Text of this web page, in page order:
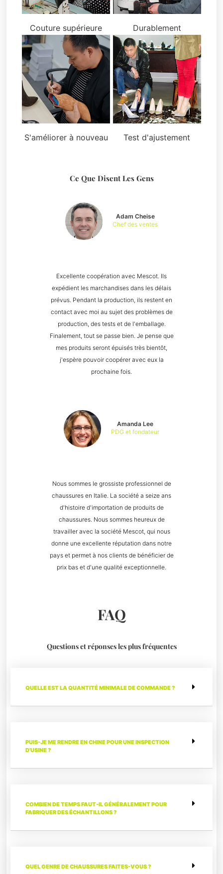
Couture supérieure Durablement
S'améliorer à nouveau Test d'ajustement
Ce Que Disent Les Gens
Nous sommes le grossiste professionnel de
chaussures en Italie. La société a seize ans
d'histoire d'importation de produits de
chaussures. Nous sommes heureux de
travailler avec la société Mescot, qui nous
donne une excellente réputation dans notre
pays et permet à nos clients de bénéficier de
prix bas et d'une qualité exceptionnelle.
Amanda Lee
PDG et fondateur
Excellente coopération avec Mescot. Ils
expédient les marchandises dans les délais
prévus. Pendant la production, ils restent en
contact avec moi au sujet des problèmes de
production, des tests et de l'emballage.
Finalement, tout se passe bien. Je pense que
mes produits seront épuisés très bientôt,
j'espère pouvoir coopérer avec eux la
prochaine fois.
Adam Cheise
Chef des ventes
FAQ
Questions et réponses les plus fréquentes
QUELLE EST LA QUANTITÉ MINIMALE DE COMMANDE ?
PUIS-JE ME RENDRE EN CHINE POUR UNE INSPECTION
D'USINE ?
COMBIEN DE TEMPS FAUT-IL GÉNÉRALEMENT POUR
FABRIQUER DES ÉCHANTILLONS ?
QUEL GENRE DE CHAUSSURES FAITES-VOUS ?